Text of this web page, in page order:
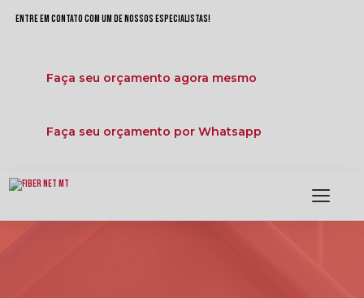
Entre em contato com um de nossos especialistas!
Faça seu orçamento agora mesmo
Faça seu orçamento por Whatsapp